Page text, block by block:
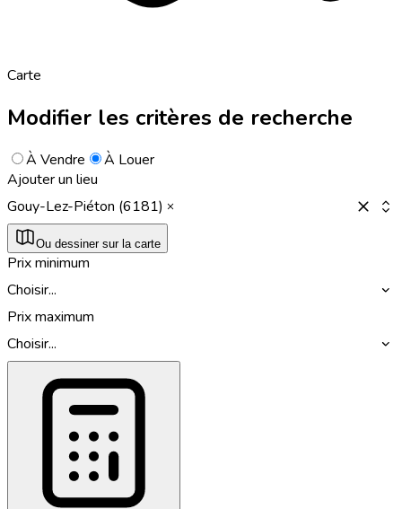
Carte
Modifier les critères de recherche
À Vendre
À Louer
Ajouter un lieu
Gouy-Lez-Piéton (6181)
Ou dessiner sur la carte
Prix minimum
Choisir...
Prix maximum
Choisir...